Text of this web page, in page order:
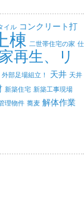
イル コンクリート打
上棟 二世帯住宅の家 仕
再生、リ
外部足場組立！ 天井 天井
新築住宅 新築工事現場
理物件 蕎麦 解体作業